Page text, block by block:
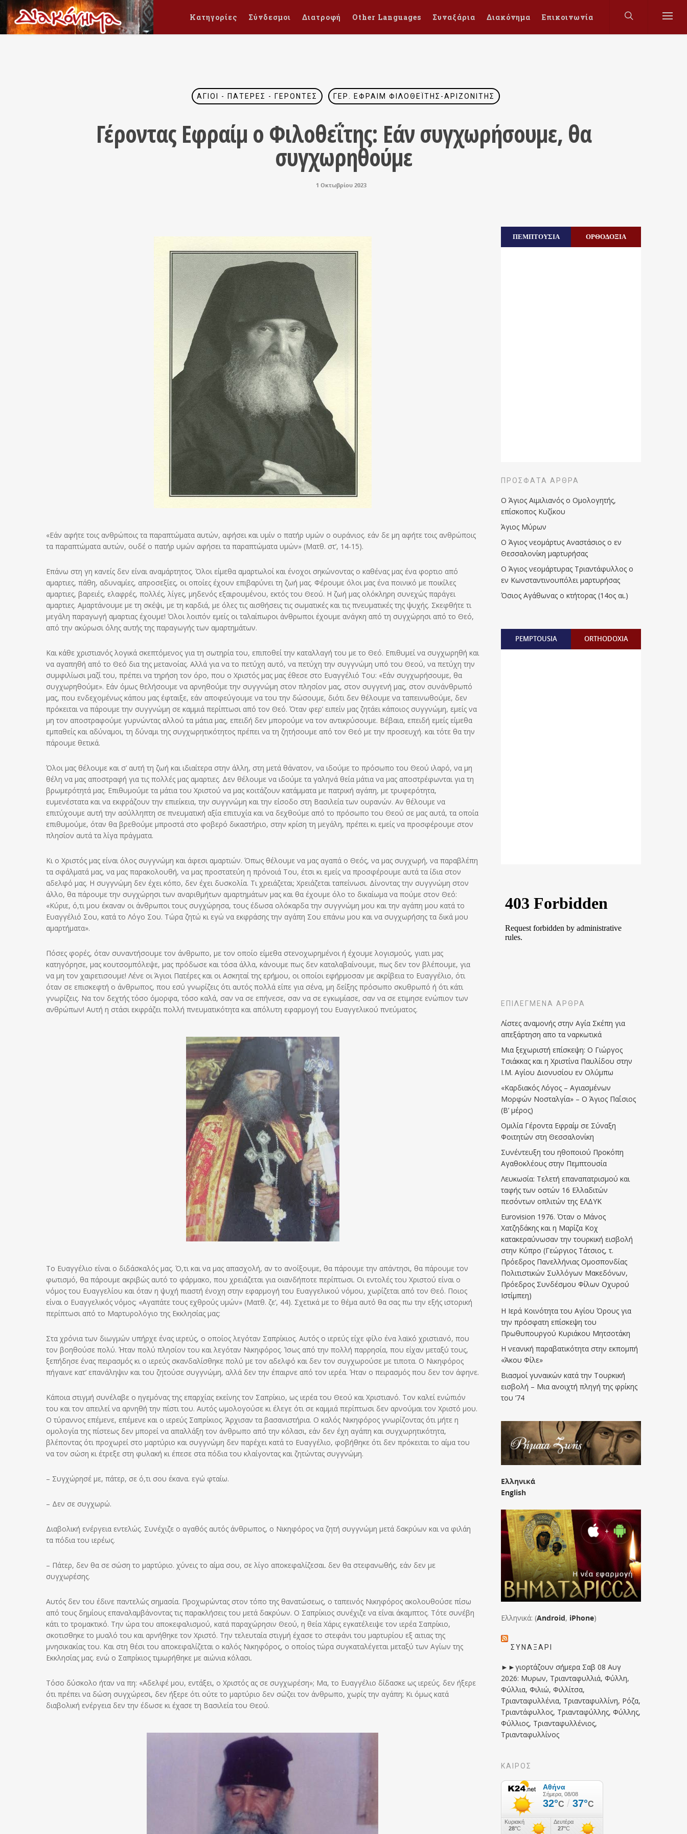
Κατηγορίες Σύνδεσμοι Διατροφή Other Languages Συναξάρια Διακόνημα Επικοινωνία
ΆΓΙΟΙ - ΠΑΤΈΡΕΣ - ΓΈΡΟΝΤΕΣ ΓΈΡ. ΕΦΡΑΊΜ ΦΙΛΟΘΕΪ́ΤΗΣ-ΑΡΙΖΟΝΊΤΗΣ
Γέροντας Εφραίμ ο Φιλοθεΐτης: Εάν συγχωρήσουμε, θα
συγχωρηθούμε
1 Οκτωβρίου 2023
«Εάν αφήτε τοις ανθρώποις τα παραπτώματα αυτών, αφήσει και υμίν ο πατήρ υμών ο ουράνιος. εάν δε μη αφήτε τοις ανθρώποις
τα παραπτώματα αυτών, ουδέ ο πατήρ υμών αφήσει τα παραπτώματα υμών» (Ματθ. στ’, 14-15).
Επάνω στη γη κανείς δεν είναι αναμάρτητος. Όλοι είμεθα αμαρτωλοί και ένοχοι σηκώνοντας ο καθένας μας ένα φορτιο από
αμαρτιες, πάθη, αδυναμίες, απροσεξίες, οι οποίες έχουν επιβαρύνει τη ζωή μας. Φέρουμε όλοι μας ένα ποινικό με ποικίλες
αμαρτιες, βαρειές, ελαφρές, πολλές, λίγες, μηδενός εξαιρουμένου, εκτός του Θεού. Η ζωή μας ολόκληρη συνεχώς παράγει
αμαρτιες. Αμαρτάνουμε με τη σκέψι, με τη καρδιά, με όλες τις αισθήσεις τις σωματικές και τις πνευματικές της ψυχής. Σκεφθήτε τι
μεγάλη παραγωγή αμαρτιας έχουμε! Όλοι λοιπόν εμείς οι ταλαίπωροι άνθρωποι έχουμε ανάγκη από τη συγχώρησι από το Θεό,
από την ακύρωσι όλης αυτής της παραγωγής των αμαρτημάτων.
Και κάθε χριστιανός λογικά σκεπτόμενος για τη σωτηρία του, επιποθεί την καταλλαγή του με το Θεό. Επιθυμεί να συγχωρηθή και
να αγαπηθή από το Θεό δια της μετανοίας. Αλλά για να το πετύχη αυτό, να πετύχη την συγγνώμη υπό του Θεού, να πετύχη την
συμφιλίωσι μαζί του, πρέπει να τηρήση τον όρο, που ο Χριστός μας μας έθεσε στο Ευαγγέλιό Του: «Εάν συγχωρήσουμε, θα
συγχωρηθούμε». Εάν όμως θελήσουμε να αρνηθούμε την συγγνώμη στον πλησίον μας, στον συγγενή μας, στον συνάνθρωπό
μας, που ενδεχομένως κάπου μας έφταιξε, εάν αποφεύγουμε να του την δώσουμε, διότι δεν θέλουμε να ταπεινωθούμε, δεν
πρόκειται να πάρουμε την συγγνώμη σε καμμιά περίπτωσι από τον Θεό. Όταν φερ’ ειπείν μας ζητάει κάποιος συγγνώμη, εμείς να
μη τον αποστραφούμε γυρνώντας αλλού τα μάτια μας, επειδή δεν μπορούμε να τον αντικρύσουμε. Βέβαια, επειδή εμείς είμεθα
εμπαθείς και αδύναμοι, τη δύναμι της συγχωρητικότητος πρέπει να τη ζητήσουμε από τον Θεό με την προσευχή. και τότε θα την
πάρουμε θετικά.
Όλοι μας θέλουμε και σ’ αυτή τη ζωή και ιδιαίτερα στην άλλη, στη μετά θάνατον, να ιδούμε το πρόσωπο του Θεού ιλαρό, να μη
θέλη να μας αποστραφή για τις πολλές μας αμαρτιες. Δεν θέλουμε να ιδούμε τα γαληνά θεία μάτια να μας αποστρέφωνται για τη
βρωμερότητά μας. Επιθυμούμε τα μάτια του Χριστού να μας κοιτάζουν κατάμματα με πατρική αγάπη, με τρυφερότητα,
ευμενέστατα και να εκφράζουν την επιείκεια, την συγγνώμη και την είσοδο στη Βασιλεία των ουρανών. Αν θέλουμε να
επιτύχουμε αυτή την ασύλληπτη σε πνευματική αξία επιτυχία και να δεχθούμε από το πρόσωπο του Θεού σε μας αυτά, τα οποία
επιθυμούμε, όταν θα βρεθούμε μπροστά στο φοβερό δικαστήριο, στην κρίση τη μεγάλη, πρέπει κι εμείς να προσφέρουμε στον
πλησίον αυτά τα λίγα πράγματα.
Κι ο Χριστός μας είναι όλος συγγνώμη και άφεσι αμαρτιών. Όπως θέλουμε να μας αγαπά ο Θεός, να μας συγχωρή, να παραβλέπη
τα σφάλματά μας, να μας παρακολουθή, να μας προστατεύη η πρόνοιά Του, έτσι κι εμείς να προσφέρουμε αυτά τα ίδια στον
αδελφό μας. Η συγγνώμη δεν έχει κόπο, δεν έχει δυσκολία. Τι χρειάζεται; Χρειάζεται ταπείνωσι. Δίνοντας την συγγνώμη στον
άλλο, θα πάρουμε την συγχώρησι των αναριθμήτων αμαρτημάτων μας και θα έχουμε όλο το δικαίωμα να πούμε στον Θεό:
«Κύριε, ό,τι μου έκαναν οι άνθρωποι τους συγχώρησα, τους έδωσα ολόκαρδα την συγγνώμη μου και την αγάπη μου κατά το
Ευαγγέλιό Σου, κατά το Λόγο Σου. Τώρα ζητώ κι εγώ να εκφράσης την αγάπη Σου επάνω μου και να συγχωρήσης τα δικά μου
αμαρτήματα».
Πόσες φορές, όταν συναντήσουμε τον άνθρωπο, με τον οποίο είμεθα στενοχωρημένοι ή έχουμε λογισμούς, γιατι μας
κατηγόρησε, μας κουτσομπόλεψε, μας πρόδωσε και τόσα άλλα, κάνουμε πως δεν καταλαβαίνουμε, πως δεν τον βλέπουμε, για
να μη τον χαιρετισουμε! Λένε οι Άγιοι Πατέρες και οι Ασκηταί της ερήμου, οι οποίοι εφήρμοσαν με ακρίβεια το Ευαγγέλιο, ότι
όταν σε επισκεφτή ο άνθρωπος, που εσύ γνωρίζεις ότι αυτός πολλά είπε για σένα, μη δείξης πρόσωπο σκυθρωπό ή ότι κάτι
γνωρίζεις. Να τον δεχτής τόσο όμορφα, τόσο καλά, σαν να σε επήνεσε, σαν να σε εγκωμίασε, σαν να σε ετιμησε ενώπιον των
ανθρώπων! Αυτή η στάσι εκφράζει πολλή πνευματικότητα και απόλυτη εφαρμογή του Ευαγγελικού πνεύματος.
Το Ευαγγέλιο είναι ο διδάσκαλός μας. Ό,τι και να μας απασχολή, αν το ανοίξουμε, θα πάρουμε την απάντησι, θα πάρουμε τον
φωτισμό, θα πάρουμε ακριβώς αυτό το φάρμακο, που χρειάζεται για οιανδήποτε περίπτωσι. Οι εντολές του Χριστού είναι ο
νόμος του Ευαγγελίου και όταν η ψυχή πιαστή ένοχη στην εφαρμογή του Ευαγγελικού νόμου, χωρίζεται από τον Θεό. Ποιος
είναι ο Ευαγγελικός νόμος; «Αγαπάτε τους εχθρούς υμών» (Ματθ. ζε’, 44). Σχετικά με το θέμα αυτό θα σας πω την εξής ιστορική
περίπτωσι από το Μαρτυρολόγιο της Εκκλησίας μας:
Στα χρόνια των διωγμών υπήρχε ένας ιερεύς, ο οποίος λεγόταν Σαπρίκιος. Αυτός ο ιερεύς είχε φίλο ένα λαϊκό χριστιανό, που
τον βοηθούσε πολύ. Ήταν πολύ πλησίον του και λεγόταν Νικηφόρος. Ίσως από την πολλή παρρησία, που είχαν μεταξύ τους,
ξεπήδησε ένας πειρασμός κι ο ιερεύς σκανδαλίσθηκε πολύ με τον αδελφό και δεν τον συγχωρούσε με τιποτα. Ο Νικηφόρος
πήγαινε κατ’ επανάληψιν και του ζητούσε συγγνώμη, αλλά δεν την έπαιρνε από τον ιερέα. Ήταν ο πειρασμός που δεν τον άφηνε.
Κάποια στιγμή συνέλαβε ο ηγεμόνας της επαρχίας εκείνης τον Σαπρίκιο, ως ιερέα του Θεού και Χριστιανό. Τον καλεί ενώπιόν
του και τον απειλεί να αρνηθή την πίστι του. Αυτός ωμολογούσε κι έλεγε ότι σε καμμιά περίπτωσι δεν αρνούμαι τον Χριστό μου.
Ο τύραννος επέμενε, επέμενε και ο ιερεύς Σαπρίκιος. Άρχισαν τα βασανιστήρια. Ο καλός Νικηφόρος γνωρίζοντας ότι μήτε η
ομολογία της πίστεως δεν μπορεί να απαλλάξη τον άνθρωπο από την κόλασι, εάν δεν έχη αγάπη και συγχωρητικότητα,
βλέποντας ότι προχωρεί στο μαρτύριο και συγγνώμη δεν παρέχει κατά το Ευαγγέλιο, φοβήθηκε ότι δεν πρόκειται το αίμα του
να τον σώση κι έτρεξε στη φυλακή κι έπεσε στα πόδια του κλαίγοντας και ζητώντας συγγνώμη.
– Συγχώρησέ με, πάτερ, σε ό,τι σου έκανα. εγώ φταίω.
– Δεν σε συγχωρώ.
Διαβολική ενέργεια εντελώς. Συνέχιζε ο αγαθός αυτός άνθρωπος, ο Νικηφόρος να ζητή συγγνώμη μετά δακρύων και να φιλάη
τα πόδια του ιερέως.
– Πάτερ, δεν θα σε σώση το μαρτύριο. χύνεις το αίμα σου, σε λίγο αποκεφαλίζεσαι. δεν θα στεφανωθής, εάν δεν με
συγχωρέσης.
Αυτός δεν του έδινε παντελώς σημασία. Προχωρώντας στον τόπο της θανατώσεως, ο ταπεινός Νικηφόρος ακολουθούσε πίσω
από τους δημίους επαναλαμβάνοντας τις παρακλήσεις του μετά δακρύων. Ο Σαπρίκιος συνέχιζε να είναι άκαμπτος. Τότε συνέβη
κάτι το τρομακτικό. Την ώρα του αποκεφαλισμού, κατά παραχώρησιν Θεού, η θεία Χάρις εγκατέλειψε τον ιερέα Σαπρίκιο,
σκοτισθηκε το μυαλό του και αρνήθηκε τον Χριστό. Την τελευταία στιγμή έχασε το στεφάνι του μαρτυρίου εξ αιτιας της
μνησικακίας του. Και στη θέσι του αποκεφαλίζεται ο καλός Νικηφόρος, ο οποίος τώρα συγκαταλέγεται μεταξύ των Αγίων της
Εκκλησίας μας. ενώ ο Σαπρίκιος τιμωρήθηκε με αιώνια κόλασι.
Τόσο δύσκολο ήταν να πη: «Αδελφέ μου, εντάξει, ο Χριστός ας σε συγχωρέση»; Μα, το Ευαγγέλιο δίδασκε ως ιερεύς. δεν ήξερε
ότι πρέπει να δώση συγχώρεσι, δεν ήξερε ότι ούτε το μαρτύριο δεν σώζει τον άνθρωπο, χωρίς την αγάπη; Κι όμως κατά
διαβολική ενέργεια δεν την έδωσε κι έχασε τη Βασιλεία του Θεού.
ΠΕΜΠΤΟΥΣΙΑ ΟΡΘΟΔΟΞΙΑ
ΠΡΌΣΦΑΤΑ ΆΡΘΡΑ
Ο Άγιος Αιμιλιανός ο Ομολογητής,
επίσκοπος Κυζίκου
Άγιος Μύρων
Ο Άγιος νεομάρτυς Αναστάσιος ο εν
Θεσσαλονίκη μαρτυρήσας
Ο Άγιος νεομάρτυρας Τριαντάφυλλος ο
εν Κωνσταντινουπόλει μαρτυρήσας
Όσιος Αγάθωνας ο κτήτορας (14ος αι.)
PEMPTOUSIA ORTHODOXIA
ΕΠΙΛΕΓΜΈΝΑ ΆΡΘΡΑ
Λίστες αναμονής στην Αγία Σκέπη για
απεξάρτηση απο τα ναρκωτικά
Μια ξεχωριστή επίσκεψη: Ο Γιώργος
Τσιάκκας και η Χριστίνα Παυλίδου στην
Ι.Μ. Αγίου Διονυσίου εν Ολύμπω
«Καρδιακός Λόγος – Αγιασμένων
Μορφών Νοσταλγία» – Ο Άγιος Παΐσιος
(Β’ μέρος)
Ομιλία Γέροντα Εφραίμ σε Σύναξη
Φοιτητών στη Θεσσαλονίκη
Συνέντευξη του ηθοποιού Προκόπη
Αγαθοκλέους στην Πεμπτουσία
Λευκωσία: Τελετή επαναπατρισμού και
ταφής των οστών 16 Ελλαδιτών
πεσόντων οπλιτών της ΕΛΔΥΚ
Eurovision 1976. Όταν ο Μάνος
Χατζηδάκης και η Μαρίζα Κοχ
κατακεραύνωσαν την τουρκική εισβολή
στην Κύπρο (Γεώργιος Τάτσιος, τ.
Πρόεδρος Πανελλήνιας Ομοσπονδίας
Πολιτιστικών Συλλόγων Μακεδόνων,
Πρόεδρος Συνδέσμου Φίλων Οχυρού
Ιστίμπεη)
Η Ιερά Κοινότητα του Αγίου Όρους για
την πρόσφατη επίσκεψη του
Πρωθυπουργού Κυριάκου Μητσοτάκη
Η νεανική παραβατικότητα στην εκπομπή
«Άκου Φίλε»
Βιασμοί γυναικών κατά την Τουρκική
εισβολή – Μια ανοιχτή πληγή της φρίκης
του ’74
Ελληνικά
English
Ελληνικά: (Android, iPhone)
ΣΥΝΑΞΆΡΙ
►►γιορτάζουν σήμερα Σαβ 08 Αυγ
2026: Μυρων, Τριανταφυλλιά, Φύλλη,
Φύλλια, Φιλιώ, Φιλλίτσα,
Τριανταφυλλένια, Τριανταφυλλίνη, Ρόζα,
Τριαντάφυλλος, Τριανταφύλλης, Φύλλης,
Φύλλιος, Τριανταφυλλένιος,
Τριανταφυλλίνος
ΚΑΙΡΟΣ